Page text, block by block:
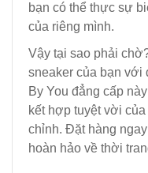
bạn có thể thực sự
của riêng mình.
Vậy tại sao phải
sneaker của bạn với
By You đẳng cấp
kết hợp tuyệt vời
chỉnh. Đặt hàng
hoàn hảo về thời